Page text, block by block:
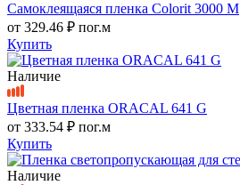
Самоклеящаяся пленка Colorit 3000 M
от 329.46 ₽ пог.м
Купить
Наличие
Цветная пленка ORACAL 641 G
от 333.54 ₽ пог.м
Купить
Наличие